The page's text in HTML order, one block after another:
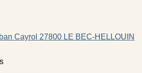
Cayrol 27800 LE BEC-HELLOUIN
nouvel onglet)
un nouvel onglet)